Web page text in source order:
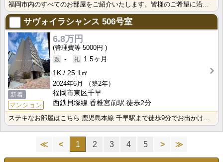
福岡市内のすべてのお部屋をご紹介いたします。皆様のご希望に沿う安心で快適な生活がスタートできる。そん･･･
サヴォイラシャンス 506号室
新着
マンション
6.8万円
5000円
-
1.5ヶ月
1K
25.1㎡
2024年6月
（築2年）
福岡市東区千早
西鉄貝塚線 香椎宮前駅 徒歩2分
ステキなお部屋はこちら 鹿児島本線 千早駅まで徒歩9分でお出かけにたいへん便利 生活に便利な福岡市東･･･
≪ < 1 2 3 4 5 > ≫